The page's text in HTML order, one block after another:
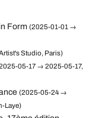
Form (2025-01-01 →
Studio, Paris)
05-17 → 2025-05-17,
(2025-05-24 →
Laye)